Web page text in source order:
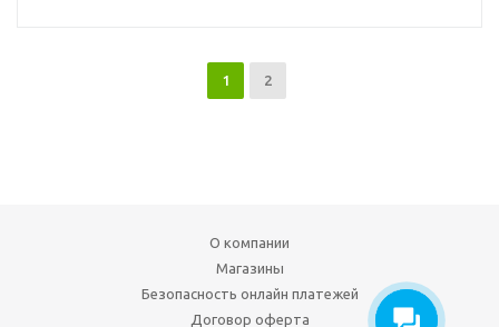
1 2
О компании
Магазины
Безопасность онлайн платежей
Договор оферта